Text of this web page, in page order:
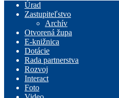
Úrad
Zastupiteľstvo
Archív
Otvorená župa
E-knižnica
Dotácie
Rada partnerstva
Rozvoj
Interact
Foto